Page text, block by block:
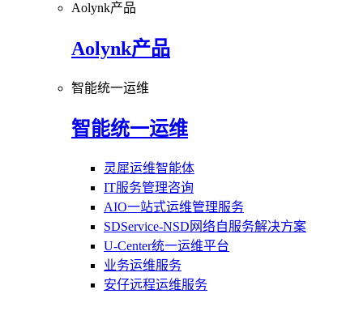
Aolynk产品
Aolynk产品
智能统一运维
智能统一运维
灵犀运维智能体
IT服务管理咨询
AIO一站式运维管理服务
SDService-NSD网络自服务解决方案
U-Center统一运维平台
业务运维服务
安仔远程运维服务